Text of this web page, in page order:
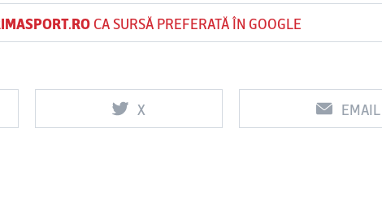
CA SURSĂ PREFERATĂ ÎN GOOGLE
X EMAIL